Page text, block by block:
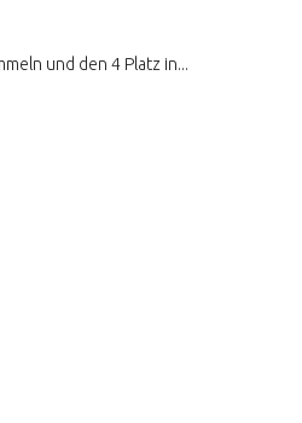
und den 4 Platz in...